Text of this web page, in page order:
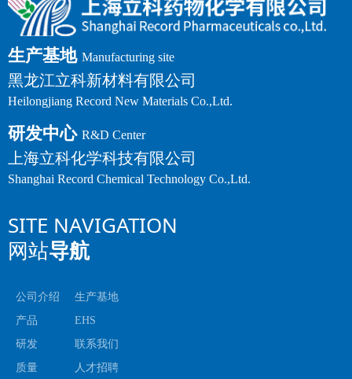
公司介绍
产品
研发
质量
生产基地
EHS
联系我们
人才招聘
SITE NAVIGATION
网站导航
生产基地 Manufacturing site
黑龙江立科新材料有限公司
Heilongjiang Record New Materials Co.,Ltd.
研发中心 R&D Center
上海立科化学科技有限公司
Shanghai Record Chemical Technology Co.,Ltd.